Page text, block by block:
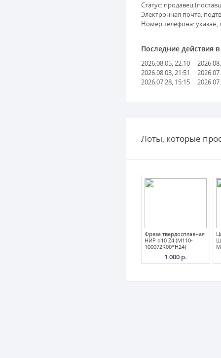
Статус: продавец
Электронная почта:
Номер телефона: указан,
Последние действия
2026.08.05, 22:10
2026.08.03, 21:51
2026.07.28, 15:15
Лоты, которые
Фреза твердосплавная
НИР d10 Z4 (M110-
100072R00*H24)
1 000 р.